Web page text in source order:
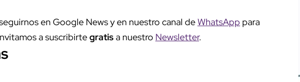
en Google News y en nuestro canal deWhatsApp para
a suscribirtegratisa nuestro Newsletter.